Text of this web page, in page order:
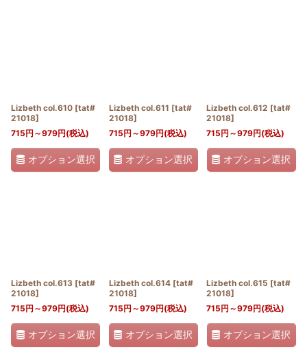
Lizbeth col.610 [tat#
21018]
715円 ～979円(税込)
オプション選択
Lizbeth col.611 [tat#
21018]
715円 ～979円(税込)
オプション選択
Lizbeth col.612 [tat#
21018]
715円 ～979円(税込)
オプション選択
Lizbeth col.613 [tat#
21018]
715円 ～979円(税込)
オプション選択
Lizbeth col.614 [tat#
21018]
715円 ～979円(税込)
オプション選択
Lizbeth col.615 [tat#
21018]
715円 ～979円(税込)
オプション選択